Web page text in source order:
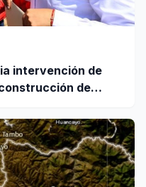
intervención de
de